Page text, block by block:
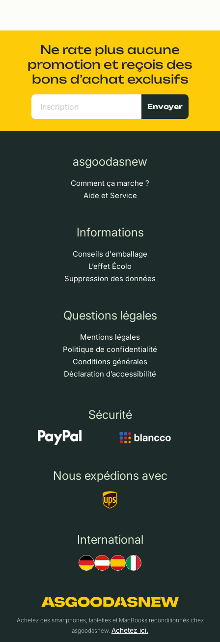
Ne rate plus aucune
promotion et reçois des
bons d’achat exclusifs
Envoyer
asgoodasnew
Comment ça marche ?
Aide et Service
Informations
Conseils d'emballage
L’effet Écolo
Suppression des données
Questions légales
Mentions légales
Politique de confidentialité
Conditions générales
Déclaration d’accessibilité
Sécurité
Nous expédions avec
International
Achetez des smartphones, tablettes et MacBooks reconditionnés chez
asgoodasnew. Achetez ici.